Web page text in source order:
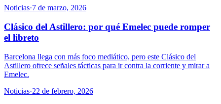
Noticias·7 de marzo, 2026
Clásico del Astillero: por qué Emelec puede romper
el libreto
Barcelona llega con más foco mediático, pero este Clásico del
Astillero ofrece señales tácticas para ir contra la corriente y mirar a
Emelec.
Noticias·22 de febrero, 2026